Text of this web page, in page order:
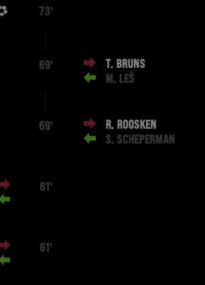
73'
69'
T. BRUNS
M. LEŠ
69'
R. ROOSKEN
S. SCHEPERMAN
61'
61'